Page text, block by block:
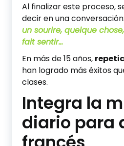
Al finalizar este proceso,
decir en una conversación:
un sourire, quelque
fait sentir…
En más de 15 años,
han logrado más éxitos
clases.
Integra la
diario para